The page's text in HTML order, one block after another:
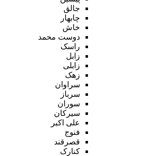
جالق
چابهار
خاش
دوست محمد
راسک
زابل
زابلی
زهک
سراوان
سرباز
سوران
سیرکان
علی اکبر
فنوج
قصرقند
کنارک